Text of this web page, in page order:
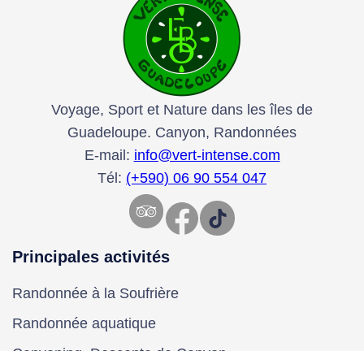
Voyage, Sport et Nature dans les îles de
Guadeloupe. Canyon, Randonnées
E-mail: info@vert-intense.com
Tél: (+590) 06 90 554 047
Facebook TikTok
Principales activités
Randonnée à la Soufrière
Randonnée aquatique